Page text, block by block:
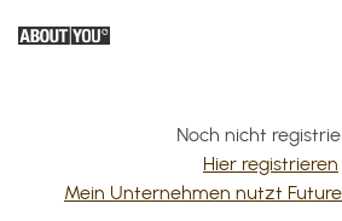
Noch nicht
Hier registrieren
Mein Unternehmen nutzt